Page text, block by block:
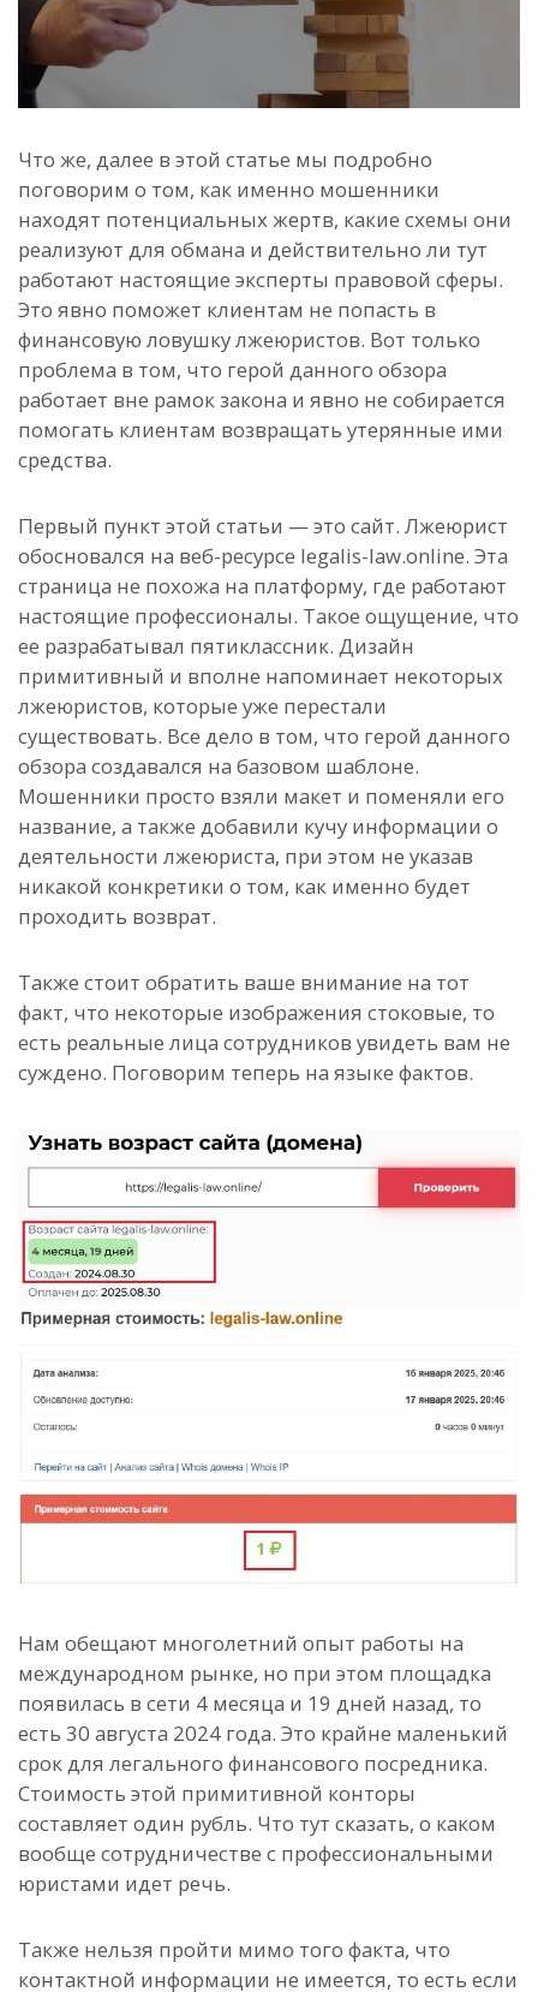
Что же, далее в этой статье мы подробно
поговорим о том, как именно мошенники
находят потенциальных жертв, какие схемы они
реализуют для обмана и действительно ли тут
работают настоящие эксперты правовой сферы.
Это явно поможет клиентам не попасть в
финансовую ловушку лжеюристов. Вот только
проблема в том, что герой данного обзора
работает вне рамок закона и явно не собирается
помогать клиентам возвращать утерянные ими
средства.
Первый пункт этой статьи — это сайт. Лжеюрист
обосновался на веб-ресурсе legalis-law.online. Эта
страница не похожа на платформу, где работают
настоящие профессионалы. Такое ощущение, что
ее разрабатывал пятиклассник. Дизайн
примитивный и вполне напоминает некоторых
лжеюристов, которые уже перестали
существовать. Все дело в том, что герой данного
обзора создавался на базовом шаблоне.
Мошенники просто взяли макет и поменяли его
название, а также добавили кучу информации о
деятельности лжеюриста, при этом не указав
никакой конкретики о том, как именно будет
проходить возврат.
Также стоит обратить ваше внимание на тот
факт, что некоторые изображения стоковые, то
есть реальные лица сотрудников увидеть вам не
суждено. Поговорим теперь на языке фактов.
Нам обещают многолетний опыт работы на
международном рынке, но при этом площадка
появилась в сети 4 месяца и 19 дней назад, то
есть 30 августа 2024 года. Это крайне маленький
срок для легального финансового посредника.
Стоимость этой примитивной конторы
составляет один рубль. Что тут сказать, о каком
вообще сотрудничестве с профессиональными
юристами идет речь.
Также нельзя пройти мимо того факта, что
контактной информации не имеется, то есть если